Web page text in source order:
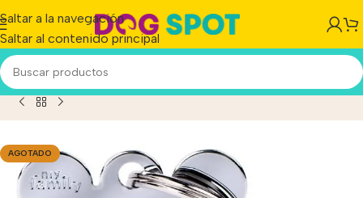
Saltar a la navegación
Saltar al contenido principal
Id Mascotas Cromada Grabada Big !! Tenela Hoy!!
AGOTADO